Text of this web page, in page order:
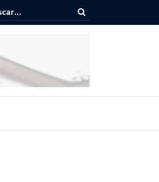
Muertos 2025 en Guadalajara